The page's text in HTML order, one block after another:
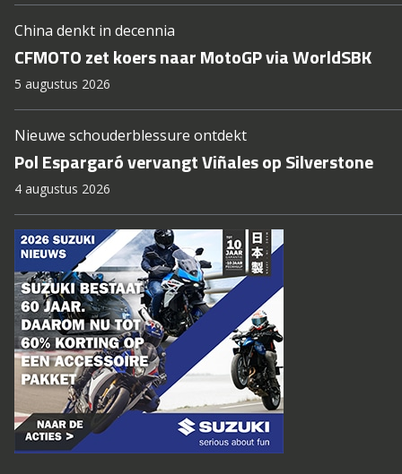
China denkt in decennia
CFMOTO zet koers naar MotoGP via WorldSBK
5 augustus 2026
Nieuwe schouderblessure ontdekt
Pol Espargaró vervangt Viñales op Silverstone
4 augustus 2026